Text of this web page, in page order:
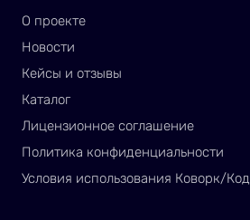
О проекте
Новости
Кейсы и отзывы
Каталог
Лицензионное соглашение
Политика конфиденциальности
Условия использования Коворк/Код